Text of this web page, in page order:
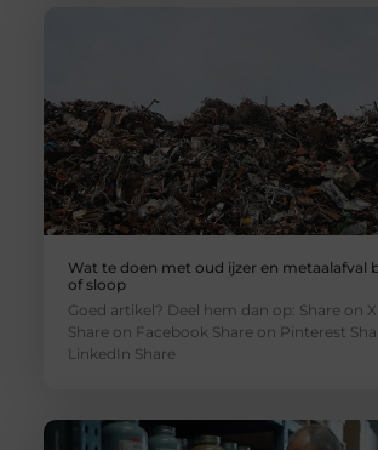
Wat te doen met oud ijzer en metaalafval
of sloop
Goed artikel? Deel hem dan op: Share on
Share on Facebook Share on Pinterest
LinkedIn Share